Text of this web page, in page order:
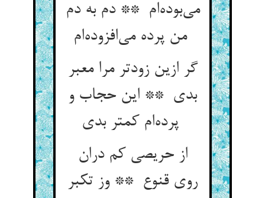
می‌بوده‌ام ** دم به دم
من پرده می‌افزوده‌ام
گر ازین زودتر مرا معبر
بدی ** این حجاب و
از حریصی کم دران
روی قنوع ** وز تکبر